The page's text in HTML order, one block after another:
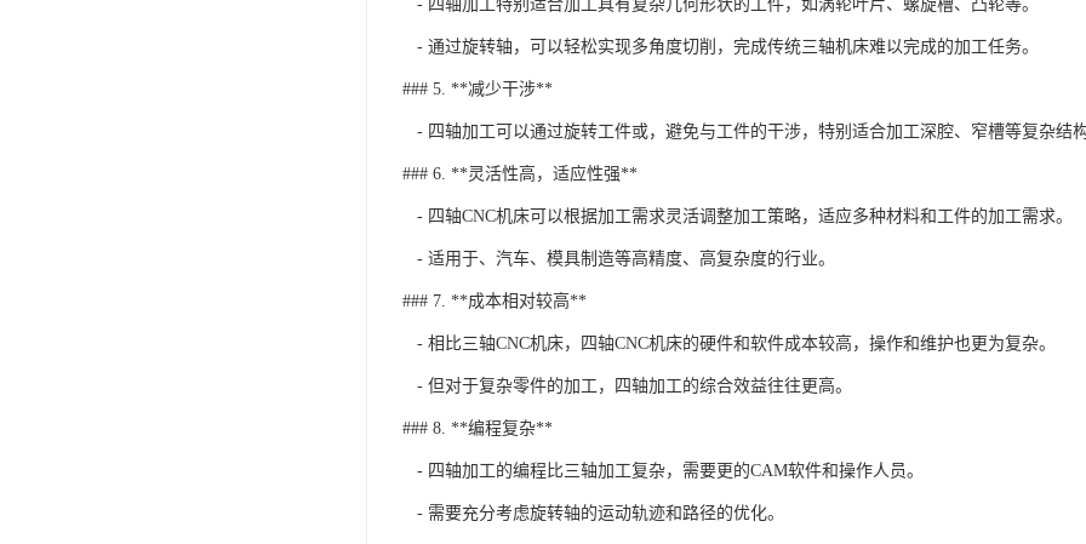
- 四轴加工特别适合加工具有复杂几何形状的工件，如涡轮叶片、螺旋槽、凸轮等。
- 通过旋转轴，可以轻松实现多角度切削，完成传统三轴机床难以完成的加工任务。
### 5. **减少干涉**
- 四轴加工可以通过旋转工件或，避免与工件的干涉，特别适合加工深腔、窄槽等复杂结
### 6. **灵活性高，适应性强**
- 四轴CNC机床可以根据加工需求灵活调整加工策略，适应多种材料和工件的加工需求。
- 适用于、汽车、模具制造等高精度、高复杂度的行业。
### 7. **成本相对较高**
- 相比三轴CNC机床，四轴CNC机床的硬件和软件成本较高，操作和维护也更为复杂。
- 但对于复杂零件的加工，四轴加工的综合效益往往更高。
### 8. **编程复杂**
- 四轴加工的编程比三轴加工复杂，需要更的CAM软件和操作人员。
- 需要充分考虑旋转轴的运动轨迹和路径的优化。